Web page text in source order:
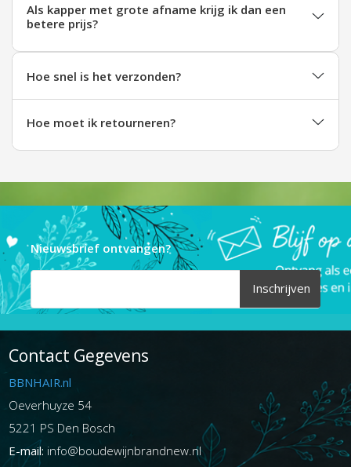
Als kapper met grote afname krijg ik dan een
betere prijs?
Hoe snel is het verzonden?
Hoe moet ik retourneren?
Nieuwsbrief ontvangen?
Inschrijven
Contact Gegevens
BBNHAIR.nl
Oeverhuyze 54
5221 PS Den Bosch
E-mail: info@boudewijnbrandnew.nl